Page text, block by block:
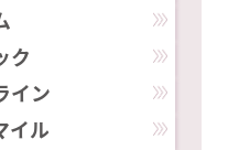
ク
イン
イル